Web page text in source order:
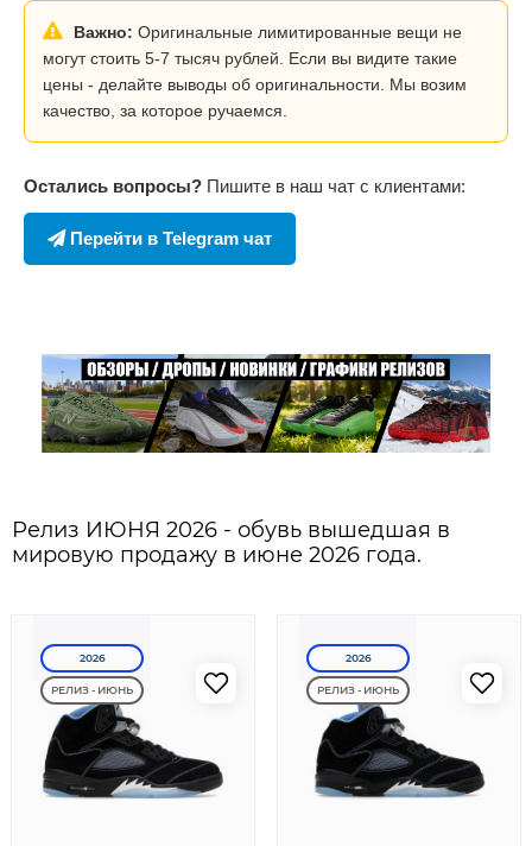
Важно: Оригинальные лимитированные вещи не
могут стоить 5-7 тысяч рублей. Если вы видите такие
цены - делайте выводы об оригинальности. Мы возим
качество, за которое ручаемся.
Остались вопросы? Пишите в наш чат с клиентами:
Перейти в Telegram чат
Релиз ИЮНЯ 2026 - обувь вышедшая в
мировую продажу в июне 2026 года.
2026
РЕЛИЗ - ИЮНЬ
2026
РЕЛИЗ - ИЮНЬ